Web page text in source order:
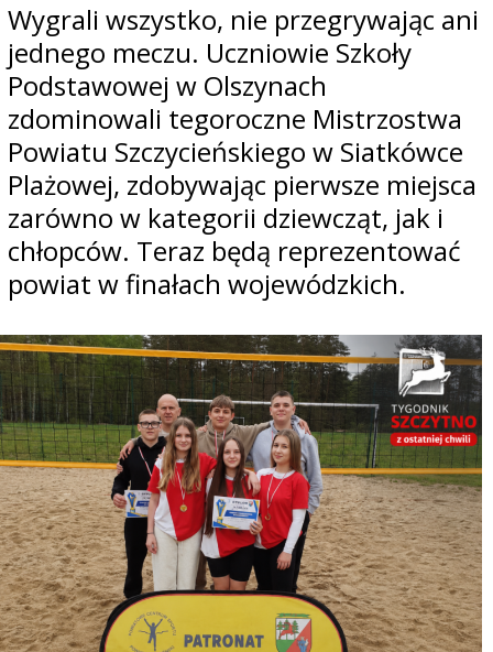
Wygrali wszystko, nie przegrywając ani
jednego meczu. Uczniowie Szkoły
Podstawowej w Olszynach
zdominowali tegoroczne Mistrzostwa
Powiatu Szczycieńskiego w Siatkówce
Plażowej, zdobywając pierwsze miejsca
zarówno w kategorii dziewcząt, jak i
chłopców. Teraz będą reprezentować
powiat w finałach wojewódzkich.